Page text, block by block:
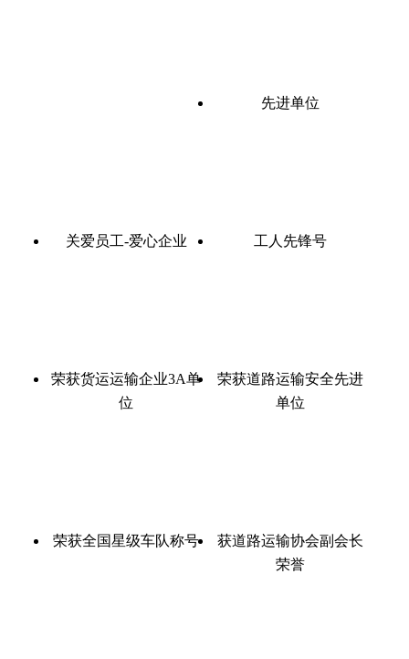
先进单位
关爱员工-爱心企业 工人先锋号
荣获货运运输企业3A单
位
荣获道路运输安全先进
单位
荣获全国星级车队称号
获道路运输协会副会长
荣誉